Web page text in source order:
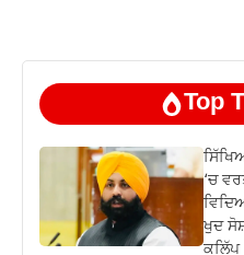
Top
‘ਚ
ਖੁਦ
ਕਲਿੱਪ